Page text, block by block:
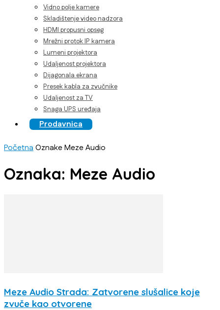
Vidno polje kamere
Skladištenje video nadzora
HDMI propusni opseg
Mrežni protok IP kamera
Lumeni projektora
Udaljenost projektora
Dijagonala ekrana
Presek kabla za zvučnike
Udaljenost za TV
Snaga UPS uređaja
Prodavnica
PočetnaOznakeMeze Audio
Oznaka: Meze Audio
Meze Audio Strada: Zatvorene slušalice koje
zvuče kao otvorene